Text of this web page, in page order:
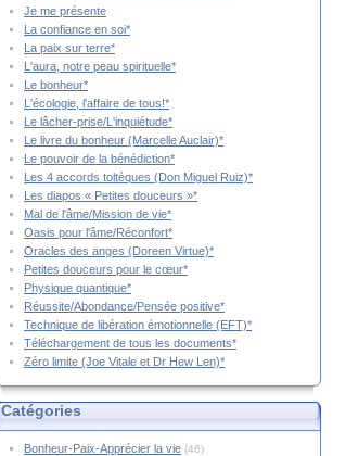
Je me présente
La confiance en soi*
La paix sur terre*
L'aura, notre peau spirituelle*
Le bonheur*
L'écologie, l'affaire de tous!*
Le lâcher-prise/L'inquiétude*
Le livre du bonheur (Marcelle Auclair)*
Le pouvoir de la bénédiction*
Les 4 accords toltèques (Don Miguel Ruiz)*
Les diapos « Petites douceurs »*
Mal de l'âme/Mission de vie*
Oasis pour l'âme/Réconfort*
Oracles des anges (Doreen Virtue)*
Petites douceurs pour le cœur*
Physique quantique*
Réussite/Abondance/Pensée positive*
Technique de libération émotionnelle (EFT)*
Téléchargement de tous les documents*
Zéro limite (Joe Vitale et Dr Hew Len)*
Catégories
Bonheur-Paix-Apprécier la vie (46)